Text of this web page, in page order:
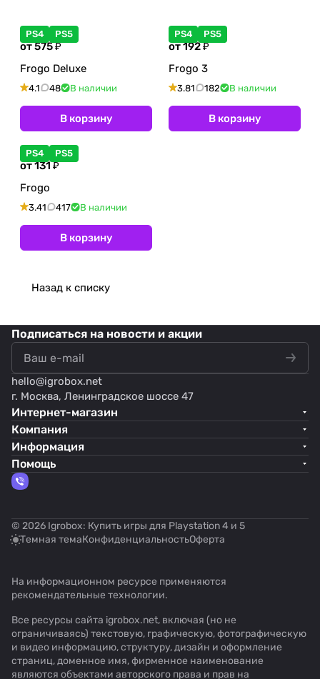
PS4 PS5
от 575 ₽
Frogo Deluxe
4.1 48 В наличии
В корзину
PS4 PS5
от 192 ₽
Frogo 3
3.81 182 В наличии
В корзину
PS4 PS5
от 131 ₽
Frogo
3.41 417 В наличии
В корзину
Назад к списку
Подписаться на новости и акции
hello@igrobox.net
г. Москва, Ленинградское шоссе 47
Интернет-магазин
Компания
Информация
Помощь
© 2026 Igrobox: Купить игры для Playstation 4 и 5
Темная темаКонфиденциальностьОферта
На информационном ресурсе применяются
рекомендательные технологии.
Все ресурсы сайта igrobox.net, включая (но не
ограничиваясь) текстовую, графическую, фотографическую
и видео информацию, структуру, дизайн и оформление
страниц, доменное имя, фирменное наименование
являются объектами авторского права и прав на